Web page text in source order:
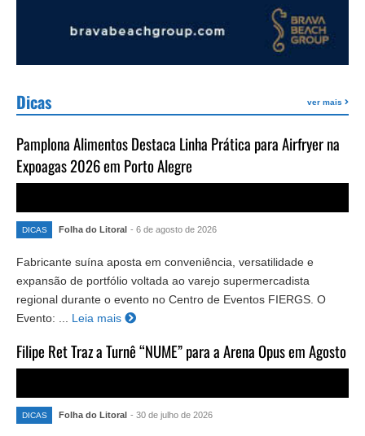
Dicas ver mais
Pamplona Alimentos Destaca Linha Prática para Airfryer na
Expoagas 2026 em Porto Alegre
DICAS Folha do Litoral - 6 de agosto de 2026
Fabricante suína aposta em conveniência, versatilidade e
expansão de portfólio voltada ao varejo supermercadista
regional durante o evento no Centro de Eventos FIERGS. O
Evento: ...
Leia mais
Filipe Ret Traz a Turnê “NUME” para a Arena Opus em Agosto
DICAS Folha do Litoral - 30 de julho de 2026